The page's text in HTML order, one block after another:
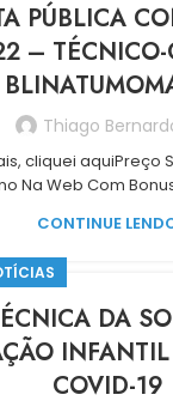
PÚBLICA
–
Thiago
cliquei aquiPreço
Na Web Com
CONTINUE
DA
COVID-19